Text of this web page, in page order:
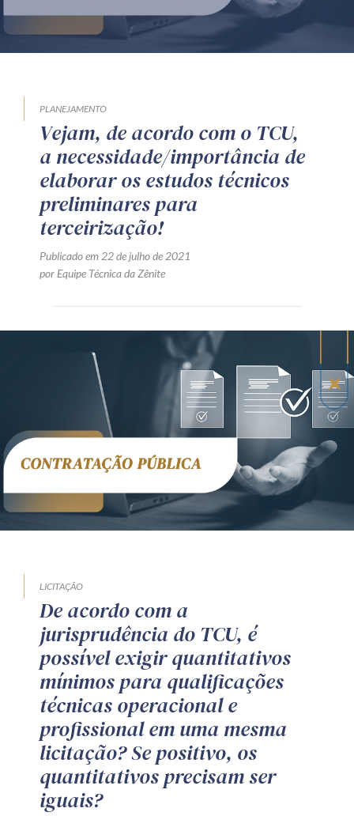
Produtos e serviços
Mentoria Zênite
Capacitação
Zênite Online
Eventos presenciais
Zênite in Company
Diferenciais
Receba por RSS
Av. Sete de Setembro, 4698
Batel Curitiba/PR CEP 80240-000
Telefone (41) 2109-8666
Whatsapp (41) 98881-6616
PLANEJAMENTO
Vejam, de acordo com o TCU,
a necessidade/importância de
elaborar os estudos técnicos
preliminares para
terceirização!
Publicado em 22 de julho de 2021
por Equipe Técnica da Zênite
LICITAÇÃO
De acordo com a
jurisprudência do TCU, é
possível exigir quantitativos
mínimos para qualificações
técnicas operacional e
profissional em uma mesma
licitação? Se positivo, os
quantitativos precisam ser
iguais?